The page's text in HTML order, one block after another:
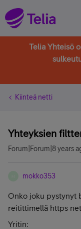
Telia Yhteisö
Kiinteä netti
Yhteyksien
Forum|Forum|8 years
mokko353
Onko joku pystynyt
reitittimellä https
Yritin: